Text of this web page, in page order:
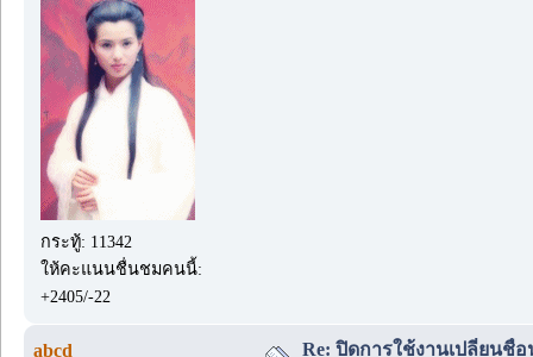
กระทู้: 11342
ให้คะแนนชื่นชมคนนี้:
+2405/-22
abcd
Re: ปิดการใช้งานเปลี่ยนชื่